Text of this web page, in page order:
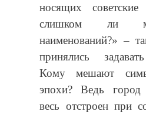
носящих
слишком ли
наименований?» –
принялись
Кому мешают
эпохи? Ведь город
весь отстроен при